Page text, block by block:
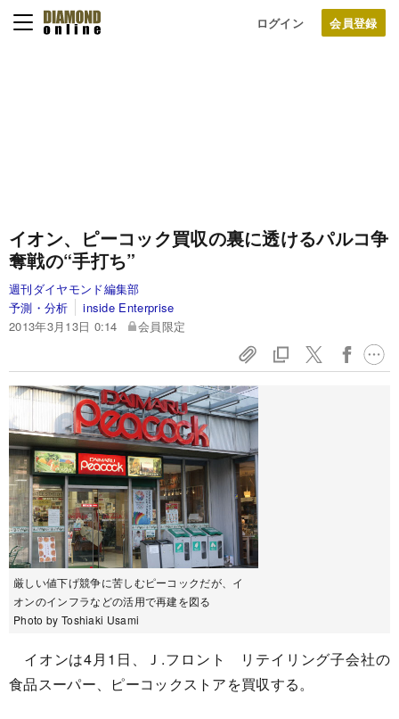
ログイン
イオン、ピーコック買収の裏に透けるパルコ争
奪戦の“手打ち”
週刊ダイヤモンド編集部
予測・分析
inside Enterprise
2013年3月13日 0:14
会員限定
厳しい値下げ競争に苦しむピーコックだが、イ
オンのインフラなどの活用で再建を図る
Photo by Toshiaki Usami
イオンは4月1日、Ｊ.フロント リテイリング子会社の
食品スーパー、ピーコックストアを買収する。